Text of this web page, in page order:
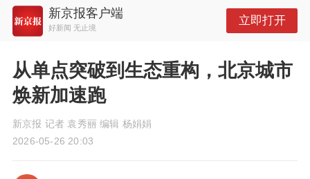
新京报客户端
好新闻 无止境
立即打开
从单点突破到生态重构，北京城市
焕新加速跑
新京报 记者 袁秀丽 编辑 杨娟娟
2026-05-26 20:03